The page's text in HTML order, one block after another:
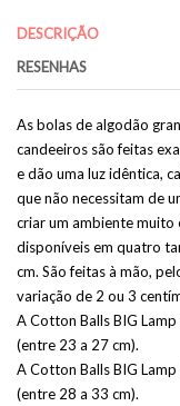
DESCRIÇÃO
RESENHAS
As bolas de algodão
candeeiros são feitas
e dão uma luz idêntica,
que não necessitam de
criar um ambiente muito
disponíveis em quatro
cm. São feitas à mão,
variação de 2 ou 3
A Cotton Balls BIG
(entre 23 a 27 cm).
A Cotton Balls BIG
(entre 28 a 33 cm).